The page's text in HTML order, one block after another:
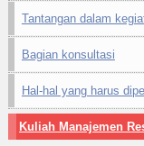
Tantangan dalam
Bagian konsultasi
Hal-hal yang harus
Kuliah Manajemen